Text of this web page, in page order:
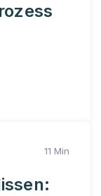
11 Min